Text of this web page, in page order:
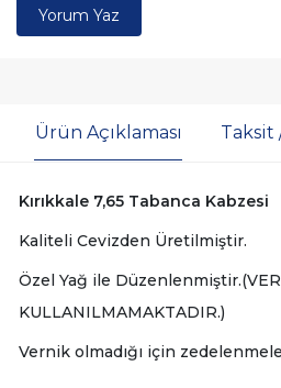
Yorum Yaz
Ürün Açıklaması Taksit
Kırıkkale 7,65 Tabanca Kabzesi
Kaliteli Cevizden Üretilmiştir.
Özel Yağ ile
KULLANILMAMAKTADIR.)
Vernik olmadığı için